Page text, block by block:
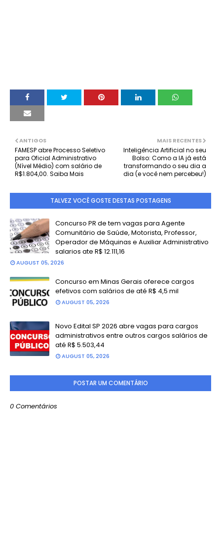
MAIS RECENTES
Inteligência Artificial no seu
Bolso: Como a IA já está
transformando o seu dia a
dia (e você nem percebeu!)
ANTIGOS
FAMESP abre Processo Seletivo
para Oficial Administrativo
(Nível Médio) com salário de
R$1.804,00. Saiba Mais
TALVEZ VOCÊ GOSTE DESTAS POSTAGENS
Concurso PR de tem vagas para Agente
Comunitário de Saúde, Motorista, Professor,
Operador de Máquinas e Auxiliar Administrativo
salarios ate R$ 12.111,16
AUGUST 05, 2026
Concurso em Minas Gerais oferece cargos
efetivos com salários de até R$ 4,5 mil
AUGUST 05, 2026
Novo Edital SP 2026 abre vagas para cargos
administrativos entre outros cargos salários de
até R$ 5.503,44
AUGUST 05, 2026
POSTAR UM COMENTÁRIO
0 Comentários